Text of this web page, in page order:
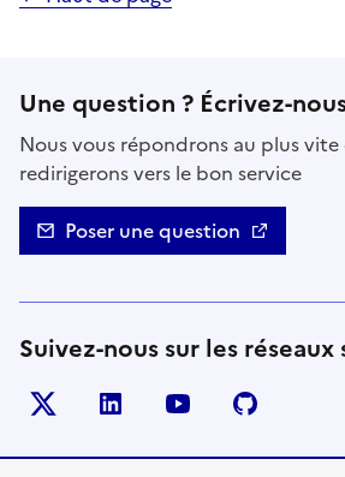
Une question ? Écrivez-
Nous vous répondrons au plus vite
redirigerons vers le bon service
Poser une question
Suivez-nous sur les réseaux
Twitter
- nouvelle fenêtre
LinkedIn
- nouvelle fenêtre
YouTube
- nouvelle fenêtre
- nouvelle